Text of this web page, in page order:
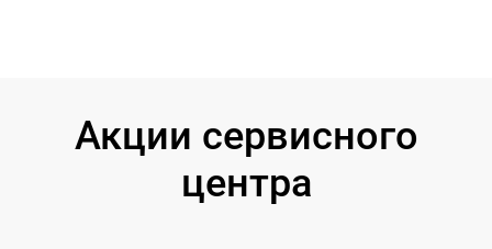
Акции сервисного
центра